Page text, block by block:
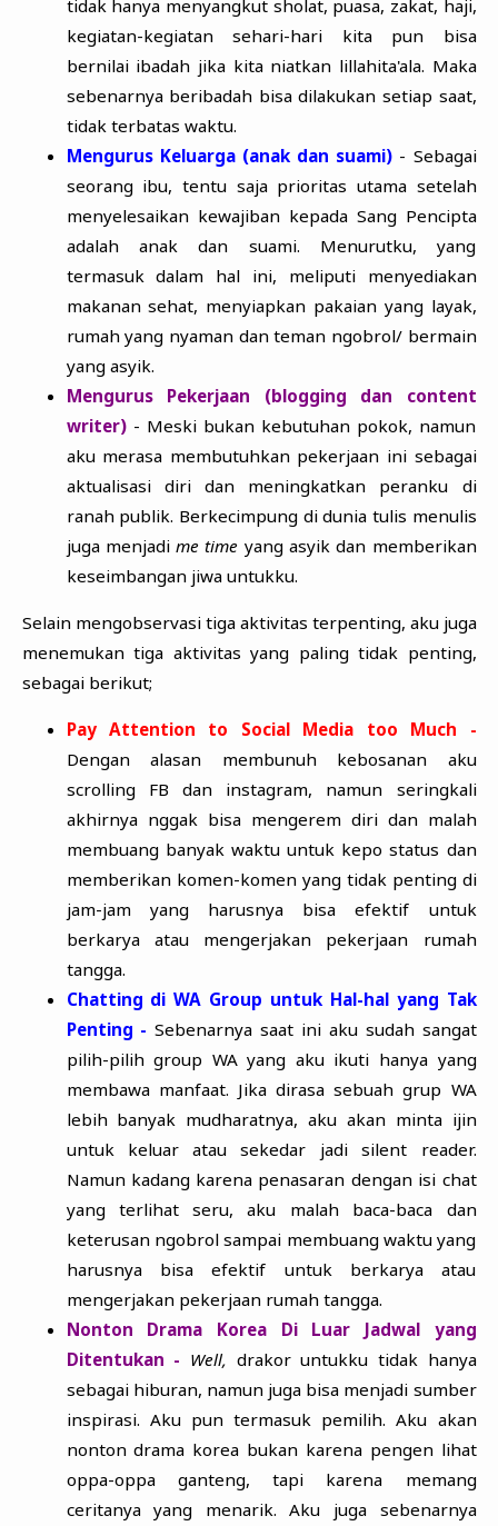
tidak hanya menyangkut sholat, puasa, zakat, haji,
kegiatan-kegiatan sehari-hari kita pun bisa
bernilai ibadah jika kita niatkan lillahita'ala. Maka
sebenarnya beribadah bisa dilakukan setiap saat,
tidak terbatas waktu.
Mengurus Keluarga (anak dan suami) - Sebagai
seorang ibu, tentu saja prioritas utama setelah
menyelesaikan kewajiban kepada Sang Pencipta
adalah anak dan suami. Menurutku, yang
termasuk dalam hal ini, meliputi menyediakan
makanan sehat, menyiapkan pakaian yang layak,
rumah yang nyaman dan teman ngobrol/ bermain
yang asyik.
Mengurus Pekerjaan (blogging dan content
writer)- Meski bukan kebutuhan pokok, namun
aku merasa membutuhkan pekerjaan ini sebagai
aktualisasi diri dan meningkatkan peranku di
ranah publik. Berkecimpung di dunia tulis menulis
juga menjadime time yang asyik dan memberikan
keseimbangan jiwa untukku.
Selain mengobservasi tiga aktivitas terpenting, aku juga
menemukan tiga aktivitas yang paling tidak penting,
sebagai berikut;
Pay Attention to Social Media too Much -
Dengan alasan membunuh kebosanan aku
scrolling FB dan instagram, namun seringkali
akhirnya nggak bisa mengerem diri dan malah
membuang banyak waktu untuk kepo status dan
memberikan komen-komen yang tidak penting di
jam-jam yang harusnya bisa efektif untuk
berkarya atau mengerjakan pekerjaan rumah
tangga.
Chatting di WA Group untuk Hal-hal yang Tak
Penting -Sebenarnya saat ini aku sudah sangat
pilih-pilih group WA yang aku ikuti hanya yang
membawa manfaat. Jika dirasa sebuah grup WA
lebih banyak mudharatnya, aku akan minta ijin
untuk keluar atau sekedar jadi silent reader.
Namun kadang karena penasaran dengan isi chat
yang terlihat seru, aku malah baca-baca dan
keterusan ngobrol sampai membuang waktu yang
harusnya bisa efektif untuk berkarya atau
mengerjakan pekerjaan rumah tangga.
Nonton Drama Korea Di Luar Jadwal yang
Ditentukan - Well, drakor untukku tidak hanya
sebagai hiburan, namun juga bisa menjadi sumber
inspirasi. Aku pun termasuk pemilih. Aku akan
nonton drama korea bukan karena pengen lihat
oppa-oppa ganteng, tapi karena memang
ceritanya yang menarik. Aku juga sebenarnya